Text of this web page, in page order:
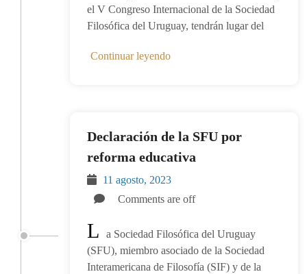
el V Congreso Internacional de la Sociedad
Filosófica del Uruguay, tendrán lugar del
Continuar leyendo
Declaración de la SFU por
reforma educativa
11 agosto, 2023
Comments are off
L
a Sociedad Filosófica del Uruguay
(SFU), miembro asociado de la Sociedad
Interamericana de Filosofía (SIF) y de la